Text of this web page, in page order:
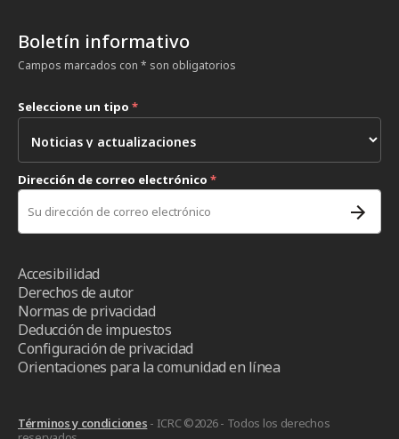
Boletín informativo
Campos marcados con * son obligatorios
Seleccione un tipo *
Dirección de correo electrónico *
Accesibilidad
Derechos de autor
Normas de privacidad
Deducción de impuestos
Configuración de privacidad
Orientaciones para la comunidad en línea
Términos y condiciones - ICRC ©2026 - Todos los derechos